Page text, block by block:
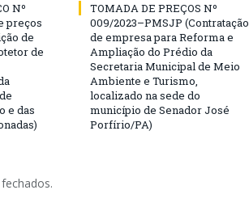
Nº
preços
de
de
e das
TOMADA DE PREÇOS Nº
009/2023–PMSJP (Contratação
de empresa para Reforma e
Ampliação do Prédio da
Secretaria Municipal de Meio
Ambiente e Turismo,
localizado na sede do
município de Senador José
Porfírio/PA)